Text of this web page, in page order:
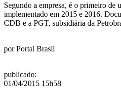
contrato
de
Segundo a empresa, é o primeiro de
implementado em 2015 e 2016.
CDB e a PGT, subsidiária da
porPortal Brasil
publicado:
01/04/2015 15h58